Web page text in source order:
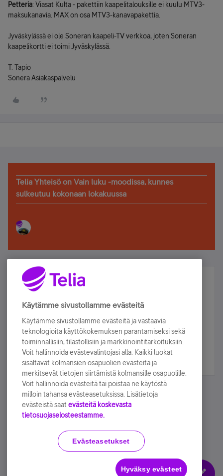
Petteria: Viasat Kulta - pakettiin kaapelitalouksille ei kuulu MTV3-
maksukanavia. MAX on osa MTV3-kanavapakettia.
Jyväskylässä ei ole Soneran kaapeli-TV verkkoa, joten Soneran
kaapelikortti ei toimi Jyväskylässä.
T. Tapio
Sonera Asiakaspalvelu
Telia Yhteisö on Vain luku -moodissa, kunnes
sulkeutuu kokonaan lokakuussa
Älä jää paitsi – osallistu ja voita!
Tilaa Telian uutiskirje ja olet mukana arvonnassa.
sähköpostiisi.
Tilaa nyt
Käyttöehdot Accessibility statement
Evästeasetukset
Käytämme sivustollamme evästeitä
Käytämme sivustollamme evästeitä ja vastaavia
teknologioita käyttökokemuksen parantamiseksi sekä
toiminnallisiin, tilastollisiin ja markkinointitarkoituksiin.
Voit hallinnoida evästevalintojasi alla. Kaikki luokat
sisältävät kolmansien osapuolien evästeitä ja
merkitsevät tietojen siirtämistä kolmansille osapuolille.
Voit hallinnoida evästeitä tai poistaa ne käytöstä
milloin tahansa evästeasetuksissa. Lisätietoja
evästeistä saat evästeitä koskevasta
tietosuojaselosteestamme.
Evästeasetukset
Hyväksy evästeet